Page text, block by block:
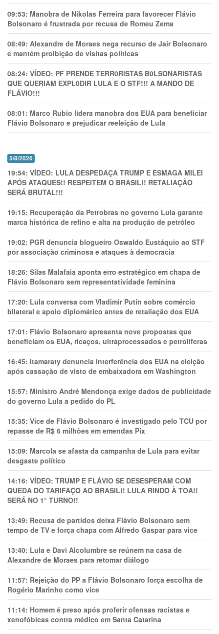
09:53: Manobra de Nikolas Ferreira para favorecer Flávio
Bolsonaro é frustrada por recusa de Romeu Zema
08:49: Alexandre de Moraes nega recurso de Jair Bolsonaro
e mantém proibição de visitas políticas
08:24: VÍDEO: PF PRENDE TERR0RlSTAS B0LSONARlSTAS
QUE QUERIAM EXPL0DlR LULA E O STF!!! A MANDO DE
FLÁVIO!!!
08:01: Marco Rubio lidera manobra dos EUA para beneficiar
Flávio Bolsonaro e prejudicar reeleição de Lula
5/8/2026
19:54: VÍDEO: LULA DESPEDAÇA TRUMP E ESMAGA MILEI
APÓS ATAQUES!! RESPEITEM O BRASIL!! RETALIAÇÃO
SERÁ BRUTAL!!!
19:15: Recuperação da Petrobras no governo Lula garante
marca histórica de refino e alta na produção de petróleo
19:02: PGR denuncia blogueiro Oswaldo Eustáquio ao STF
por associação criminosa e ataques à democracia
18:26: Silas Malafaia aponta erro estratégico em chapa de
Flávio Bolsonaro sem representatividade feminina
17:20: Lula conversa com Vladimir Putin sobre comércio
bilateral e apoio diplomático antes de retaliação dos EUA
17:01: Flávio Bolsonaro apresenta nove propostas que
beneficiam os EUA, ricaços, ultraprocessados e petrolíferas
16:45: Itamaraty denuncia interferência dos EUA na eleição
após cassação de visto de embaixadora em Washington
15:57: Ministro André Mendonça exige dados de publicidade
do governo Lula a pedido do PL
15:35: Vice de Flávio Bolsonaro é investigado pelo TCU por
repasse de R$ 6 milhões em emendas Pix
15:09: Marcola se afasta da campanha de Lula para evitar
desgaste político
14:16: VÍDEO: TRUMP E FLÁVIO SE DESESPERAM COM
QUEDA DO TARIFAÇO AO BRASIL!! LULA RINDO À TOA!!
SERÁ NO 1° TURNO!!
13:49: Recusa de partidos deixa Flávio Bolsonaro sem
tempo de TV e força chapa com Alfredo Gaspar para vice
13:40: Lula e Davi Alcolumbre se reúnem na casa de
Alexandre de Moraes para retomar diálogo
11:57: Rejeição do PP a Flávio Bolsonaro força escolha de
Rogério Marinho como vice
11:14: Homem é preso após proferir ofensas racistas e
xenofóbicas contra médico em Santa Catarina